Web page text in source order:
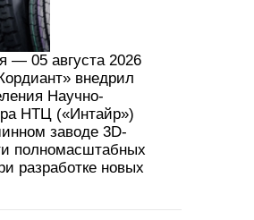
— 05 августа 2026
внедрил
Научно-
НТЦ («Интайр»)
заводе 3D-
полномасштабных
разработке новых